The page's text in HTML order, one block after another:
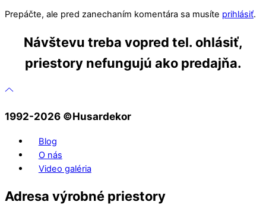
Prepáčte, ale pred zanechaním komentára sa musíte prihlásiť.
Návštevu treba vopred tel. ohlásiť,
priestory nefungujú ako predajňa.
1992-2026 ©️Husardekor
Blog
O nás
Video galéria
Adresa výrobné priestory